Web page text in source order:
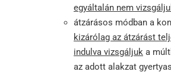
egyáltalán nem
átzárásos módban a
kizárólag az átzárást
indulva vizsgáljuk a
az adott alakzat